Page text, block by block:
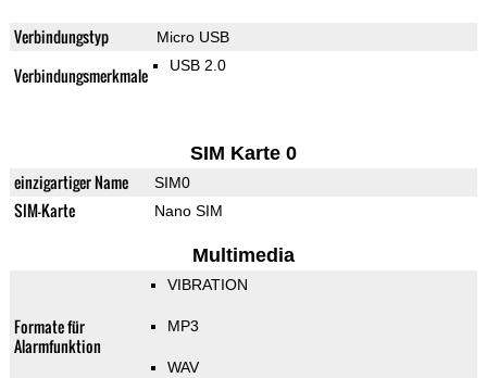
Verbindungstyp Micro USB
Verbindungsmerkmale USB 2.0
SIM Karte 0
einzigartiger Name SIM0
SIM-Karte Nano SIM
Multimedia
Formate für
Alarmfunktion
VIBRATION
MP3
WAV